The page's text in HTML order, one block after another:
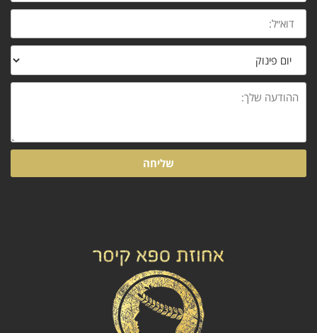
דוא״ל:
נושא
ההודעה
שלך:
שליחה